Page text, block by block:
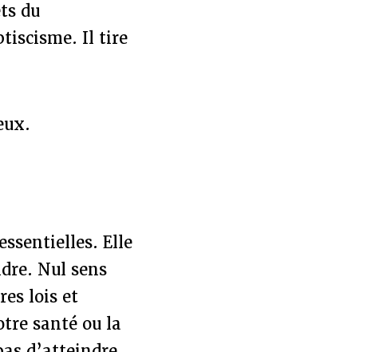
du
Il tire
Elle
Nul sens
lois et
santé ou la